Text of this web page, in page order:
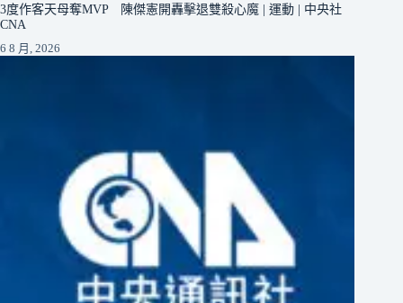
3度作客天母奪MVP 陳傑憲開轟擊退雙殺心魔 | 運動 | 中央社
CNA
6 8 月, 2026